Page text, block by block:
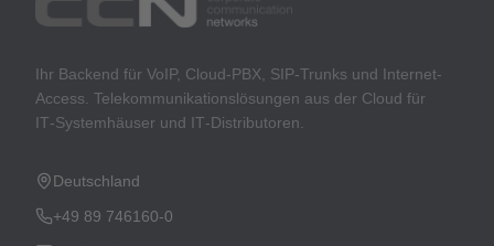
Ihr Backend für VoIP, Cloud-PBX, SIP-Trunks und Internet-
Access. Telekommunikationslösungen aus der Cloud für
IT‑Systemhäuser und IT‑Distributoren.
Deutschland
+49 89 746160-0